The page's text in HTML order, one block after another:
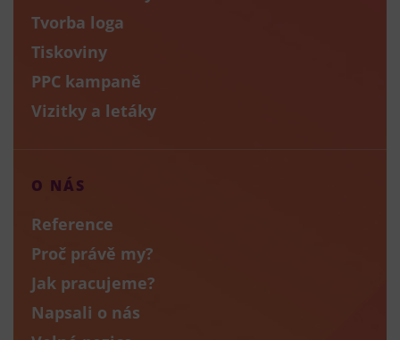
Tvorba loga
Tiskoviny
PPC kampaně
Vizitky a letáky
O NÁS
Reference
Proč právě my?
Jak pracujeme?
Napsali o nás